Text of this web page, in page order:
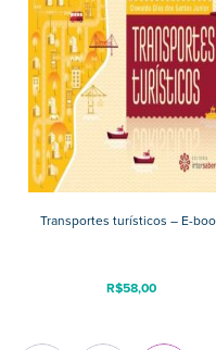
Transportes turísticos – E-
R$58,00